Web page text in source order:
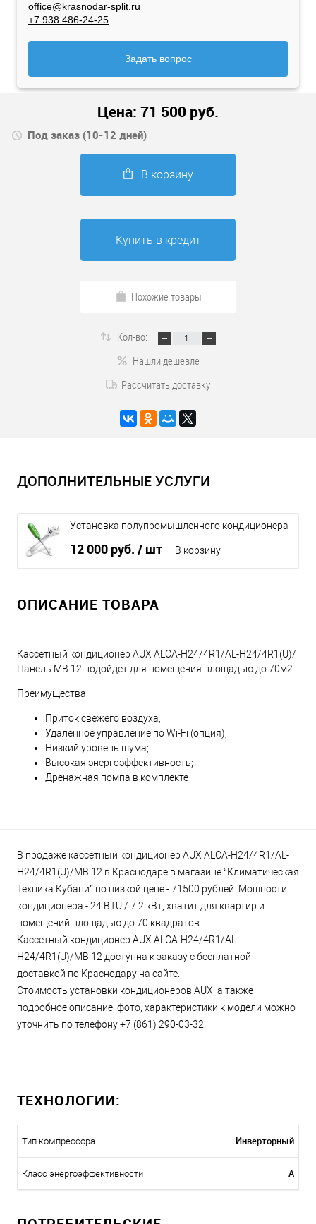
office@krasnodar-split.ru
+7 938 486-24-25
Задать вопрос
Цена: 71 500 руб.
Под заказ (10-12 дней)
В корзину
Купить в кредит
Похожие товары
Кол-во:
Нашли дешевле
Рассчитать доставку
ДОПОЛНИТЕЛЬНЫЕ УСЛУГИ
Установка полупромышленного кондиционера
12 000 руб. / шт В корзину
ОПИСАНИЕ ТОВАРА
Кассетный кондиционер AUX ALCA-H24/4R1/AL-H24/4R1(U)/
Панель MB 12 подойдет для помещения площадью до 70м2
Преимущества:
Приток свежего воздуха;
Удаленное управление по Wi-Fi (опция);
Низкий уровень шума;
Высокая энергоэффективность;
Дренажная помпа в комплекте
В продаже кассетный кондиционер AUX ALCA-H24/4R1/AL-
H24/4R1(U)/MB 12 в Краснодаре в магазине “Климатическая
Техника Кубани” по низкой цене - 71500 рублей. Мощности
кондиционера - 24 BTU / 7.2 кВт, хватит для квартир и
помещений площадью до 70 квадратов.
Кассетный кондиционер AUX ALCA-H24/4R1/AL-
H24/4R1(U)/MB 12 доступна к заказу с бесплатной
доставкой по Краснодару на сайте.
Стоимость установки кондиционеров AUX, а также
подробное описание, фото, характеристики к модели можно
уточнить по телефону +7 (861) 290-03-32.
ТЕХНОЛОГИИ:
Тип компрессора Инверторный
Класс энергоэффективности A